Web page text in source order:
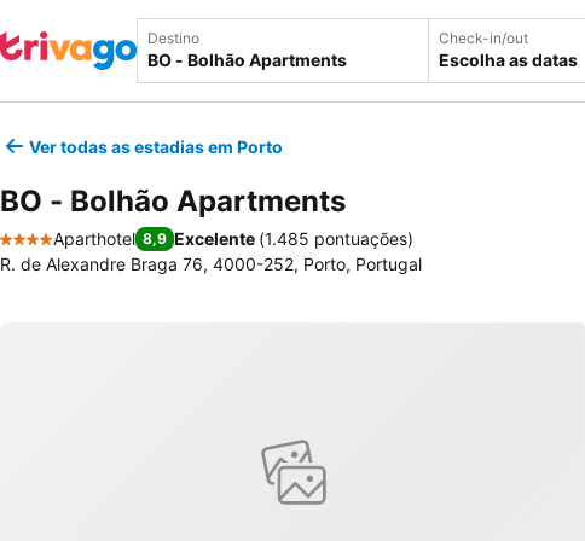
Destino Check-in/out
Escolha as datas
Ver todas as estadias em Porto
BO - Bolhão Apartments
4 Estrelas
Aparthotel 8,9 Excelente (1.485 pontuações)
R. de Alexandre Braga 76, 4000-252, Porto, Portugal